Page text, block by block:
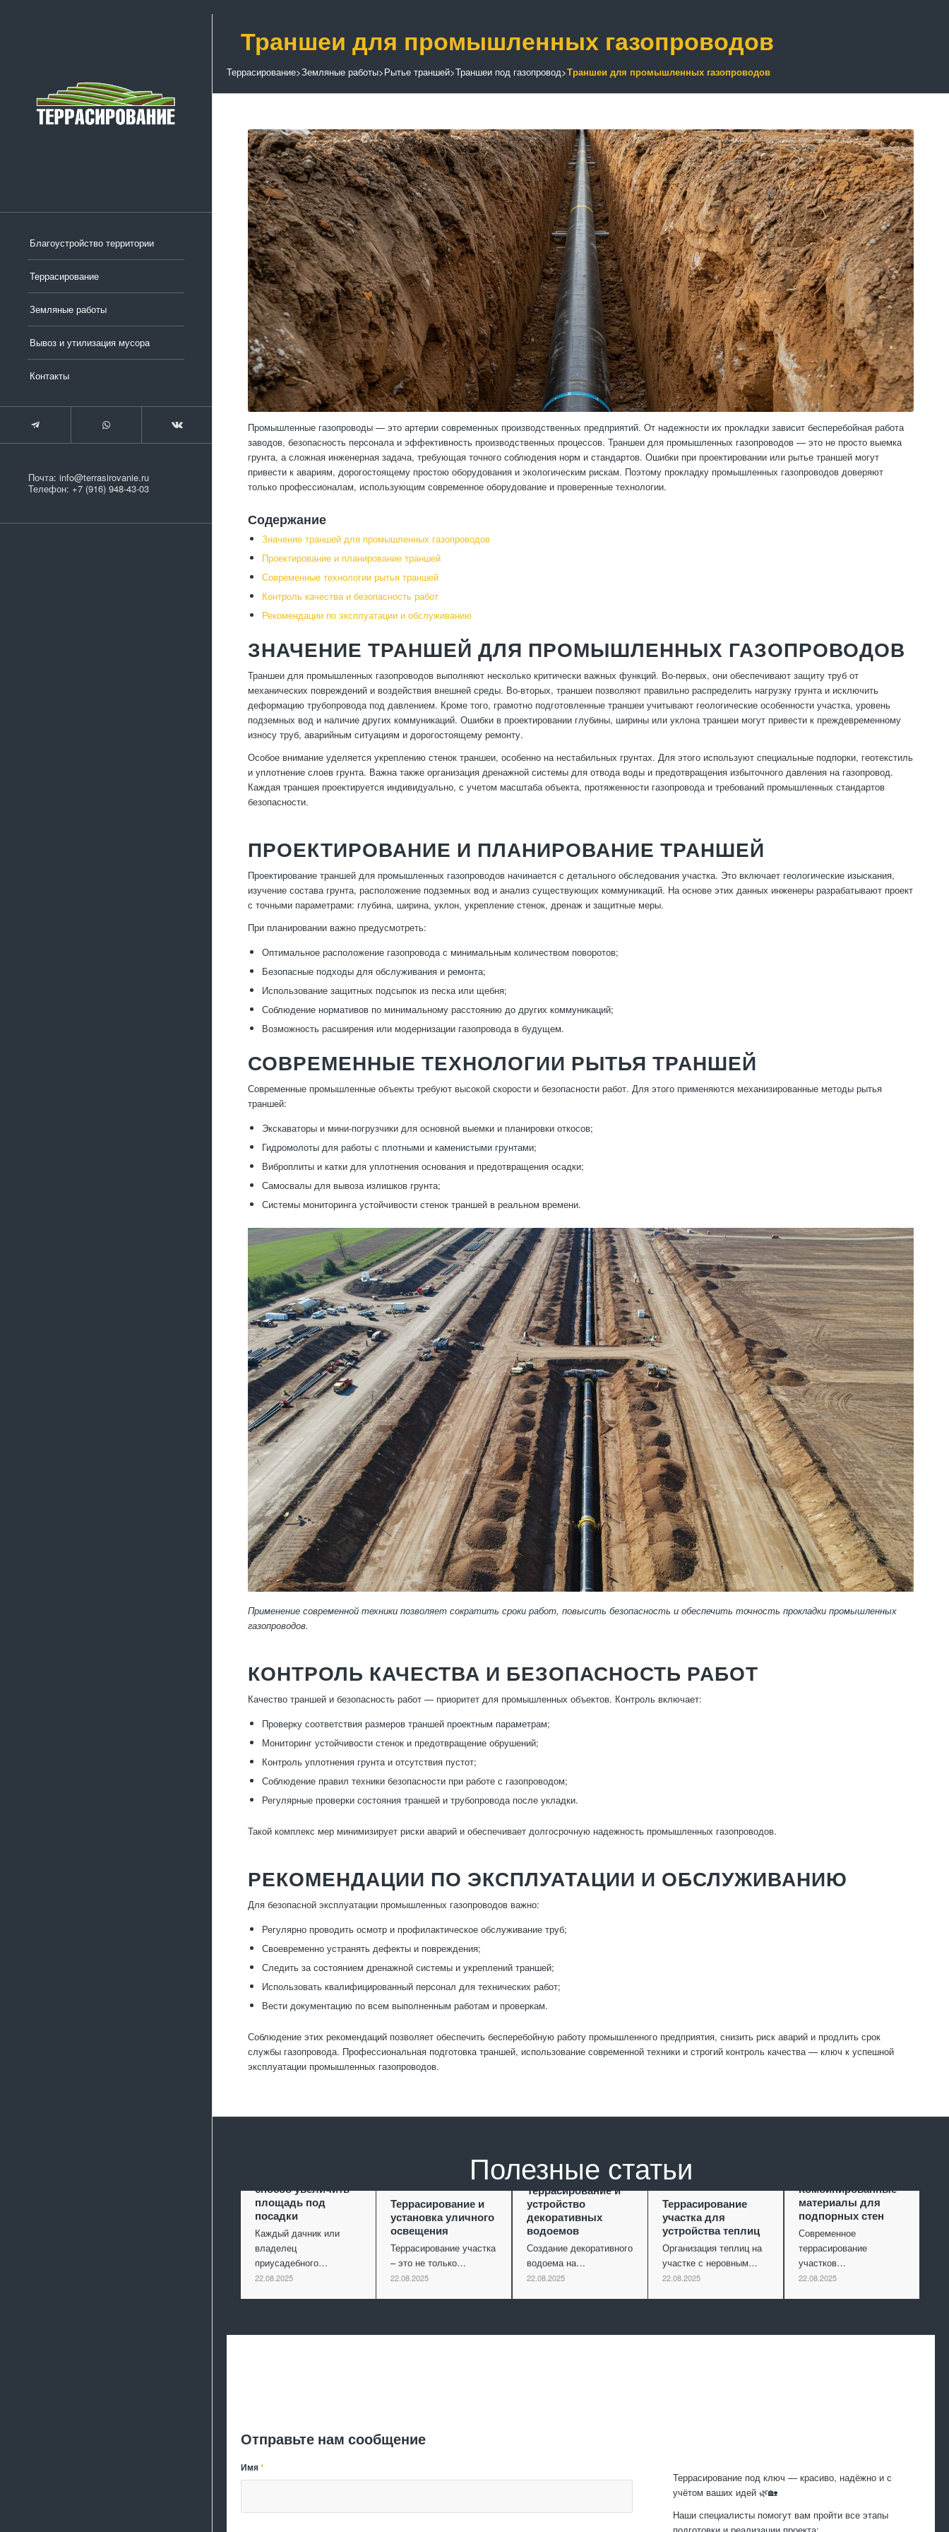
Благоустройство территории
Террасирование
Земляные работы
Вывоз и утилизация мусора
Контакты
Почта: info@terrasirovanie.ru
Телефон: +7 (916) 948-43-03
Траншеи для промышленных газопроводов
Террасирование>Земляные работы>Рытье траншей>Траншеи под газопровод>Траншеи для промышленных газопроводов
Промышленные газопроводы — это артерии современных производственных предприятий. От надежности их прокладки зависит бесперебойная работа
заводов, безопасность персонала и эффективность производственных процессов. Траншеи для промышленных газопроводов — это не просто выемка
грунта, а сложная инженерная задача, требующая точного соблюдения норм и стандартов. Ошибки при проектировании или рытье траншей могут
привести к авариям, дорогостоящему простою оборудования и экологическим рискам. Поэтому прокладку промышленных газопроводов доверяют
только профессионалам, использующим современное оборудование и проверенные технологии.
Содержание
Значение траншей для промышленных газопроводов
Проектирование и планирование траншей
Современные технологии рытья траншей
Контроль качества и безопасность работ
Рекомендации по эксплуатации и обслуживанию
ЗНАЧЕНИЕ ТРАНШЕЙ ДЛЯ ПРОМЫШЛЕННЫХ ГАЗОПРОВОДОВ
Траншеи для промышленных газопроводов выполняют несколько критически важных функций. Во-первых, они обеспечивают защиту труб от
механических повреждений и воздействия внешней среды. Во-вторых, траншеи позволяют правильно распределить нагрузку грунта и исключить
деформацию трубопровода под давлением. Кроме того, грамотно подготовленные траншеи учитывают геологические особенности участка, уровень
подземных вод и наличие других коммуникаций. Ошибки в проектировании глубины, ширины или уклона траншеи могут привести к преждевременному
износу труб, аварийным ситуациям и дорогостоящему ремонту.
Особое внимание уделяется укреплению стенок траншеи, особенно на нестабильных грунтах. Для этого используют специальные подпорки, геотекстиль
и уплотнение слоев грунта. Важна также организация дренажной системы для отвода воды и предотвращения избыточного давления на газопровод.
Каждая траншея проектируется индивидуально, с учетом масштаба объекта, протяженности газопровода и требований промышленных стандартов
безопасности.
ПРОЕКТИРОВАНИЕ И ПЛАНИРОВАНИЕ ТРАНШЕЙ
Проектирование траншей для промышленных газопроводов начинается с детального обследования участка. Это включает геологические изыскания,
изучение состава грунта, расположение подземных вод и анализ существующих коммуникаций. На основе этих данных инженеры разрабатывают проект
с точными параметрами: глубина, ширина, уклон, укрепление стенок, дренаж и защитные меры.
При планировании важно предусмотреть:
Оптимальное расположение газопровода с минимальным количеством поворотов;
Безопасные подходы для обслуживания и ремонта;
Использование защитных подсыпок из песка или щебня;
Соблюдение нормативов по минимальному расстоянию до других коммуникаций;
Возможность расширения или модернизации газопровода в будущем.
СОВРЕМЕННЫЕ ТЕХНОЛОГИИ РЫТЬЯ ТРАНШЕЙ
Современные промышленные объекты требуют высокой скорости и безопасности работ. Для этого применяются механизированные методы рытья
траншей:
Экскаваторы и мини-погрузчики для основной выемки и планировки откосов;
Гидромолоты для работы с плотными и каменистыми грунтами;
Виброплиты и катки для уплотнения основания и предотвращения осадки;
Самосвалы для вывоза излишков грунта;
Системы мониторинга устойчивости стенок траншей в реальном времени.
Применение современной техники позволяет сократить сроки работ, повысить безопасность и обеспечить точность прокладки промышленных
газопроводов.
КОНТРОЛЬ КАЧЕСТВА И БЕЗОПАСНОСТЬ РАБОТ
Качество траншей и безопасность работ — приоритет для промышленных объектов. Контроль включает:
Проверку соответствия размеров траншей проектным параметрам;
Мониторинг устойчивости стенок и предотвращение обрушений;
Контроль уплотнения грунта и отсутствия пустот;
Соблюдение правил техники безопасности при работе с газопроводом;
Регулярные проверки состояния траншей и трубопровода после укладки.
Такой комплекс мер минимизирует риски аварий и обеспечивает долгосрочную надежность промышленных газопроводов.
РЕКОМЕНДАЦИИ ПО ЭКСПЛУАТАЦИИ И ОБСЛУЖИВАНИЮ
Для безопасной эксплуатации промышленных газопроводов важно:
Регулярно проводить осмотр и профилактическое обслуживание труб;
Своевременно устранять дефекты и повреждения;
Следить за состоянием дренажной системы и укреплений траншей;
Использовать квалифицированный персонал для технических работ;
Вести документацию по всем выполненным работам и проверкам.
Соблюдение этих рекомендаций позволяет обеспечить бесперебойную работу промышленного предприятия, снизить риск аварий и продлить срок
службы газопровода. Профессиональная подготовка траншей, использование современной техники и строгий контроль качества — ключ к успешной
эксплуатации промышленных газопроводов.
Полезные статьи
способ увеличить
площадь под
посадки
Каждый дачник или
владелец
приусадебного…
22.08.2025
Террасирование и
установка уличного
освещения
Террасирование участка
– это не только…
22.08.2025
Террасирование и
устройство
декоративных
водоемов
Создание декоративного
водоема на…
22.08.2025
Террасирование
участка для
устройства теплиц
Организация теплиц на
участке с неровным…
22.08.2025
Комбинированные
материалы для
подпорных стен
Современное
террасирование
участков…
22.08.2025
Отправьте нам сообщение
Имя*
Террасирование под ключ — красиво, надёжно и с
учётом ваших идей 🌿🏡
Наши специалисты помогут вам пройти все этапы